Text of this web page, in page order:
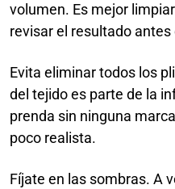
volumen. Es mejor
revisar el resultado
Evita eliminar todos los
del tejido es parte de la
prenda sin ninguna
poco realista.
Fíjate en las sombras. A